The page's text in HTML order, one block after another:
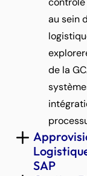
SAP
au sein
de la